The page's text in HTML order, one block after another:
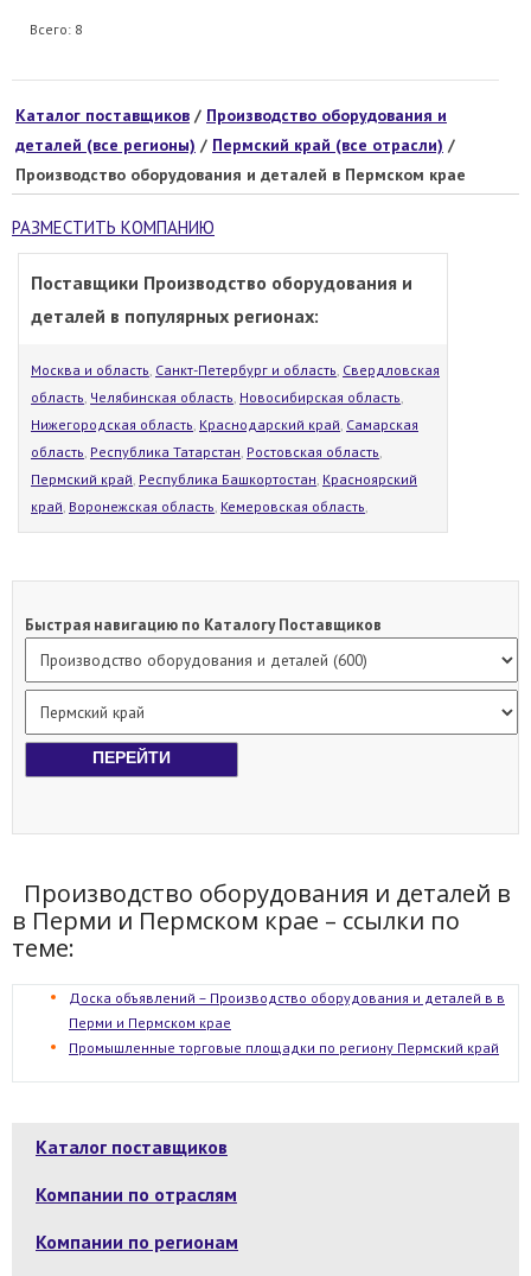
Всего: 8
Каталог поставщиков / Производство оборудования и
деталей (все регионы) / Пермский край (все отрасли) /
Производство оборудования и деталей в Пермском крае
РАЗМЕСТИТЬ КОМПАНИЮ
Поставщики Производство оборудования и
деталей в популярных регионах:
Москва и область, Санкт-Петербург и область, Свердловская
область, Челябинская область, Новосибирская область,
Нижегородская область, Краснодарский край, Самарская
область, Республика Татарстан, Ростовская область,
Пермский край, Республика Башкортостан, Красноярский
край, Воронежская область, Кемеровская область,
Быстрая навигацию по Каталогу Поставщиков
Производство оборудования и деталей в
в Перми и Пермском крае – ссылки по
теме:
Доска объявлений – Производство оборудования и деталей в в
Перми и Пермском крае
Промышленные торговые площадки по региону Пермский край
Каталог поставщиков
Компании по отраслям
Компании по регионам